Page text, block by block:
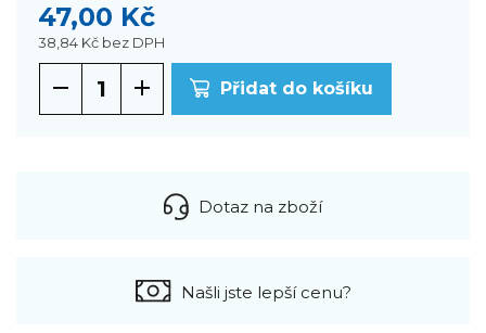
47,00 Kč
38,84 Kč bez DPH
Přidat do košíku
Dotaz na zboží
Našli jste lepší cenu?